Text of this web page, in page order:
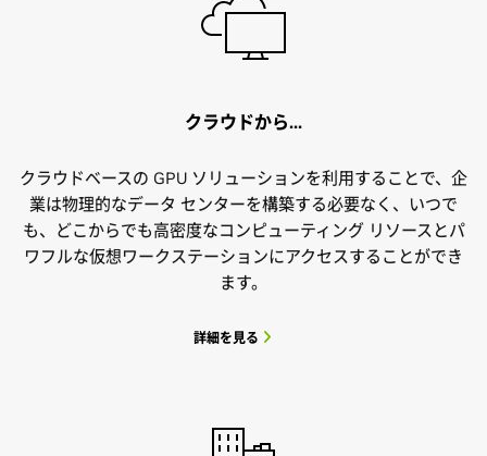
クラウドから...
クラウドベースの GPU ソリューションを利用することで、企
業は物理的なデータ センターを構築する必要なく、いつで
も、どこからでも高密度なコンピューティング リソースとパ
ワフルな仮想ワークステーションにアクセスすることができ
ます。
詳細を見る